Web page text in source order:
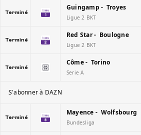
Terminé
Guingamp - Troyes
Ligue 2 BKT
Terminé
Red Star - Boulogne
Ligue 2 BKT
Terminé
Côme - Torino
Serie A
S'abonner à DAZN
Terminé
Mayence - Wolfsbourg
Bundesliga